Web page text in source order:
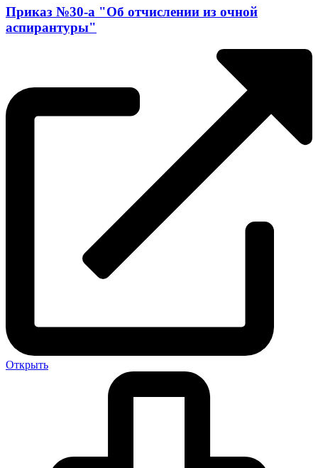
Приказ №30-а "Об отчислении из очной
аспирантуры"
Открыть